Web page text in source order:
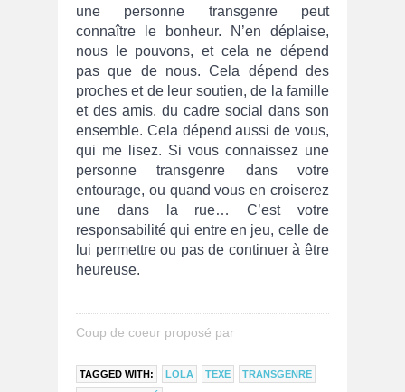
une personne transgenre peut
connaître le bonheur. N’en déplaise,
nous le pouvons, et cela ne dépend
pas que de nous. Cela dépend des
proches et de leur soutien, de la famille
et des amis, du cadre social dans son
ensemble. Cela dépend aussi de vous,
qui me lisez. Si vous connaissez une
personne transgenre dans votre
entourage, ou quand vous en croiserez
une dans la rue… C’est votre
responsabilité qui entre en jeu, celle de
lui permettre ou pas de continuer à être
heureuse.
Coup de coeur proposé par
TAGGED WITH: LOLA TEXE TRANSGENRE